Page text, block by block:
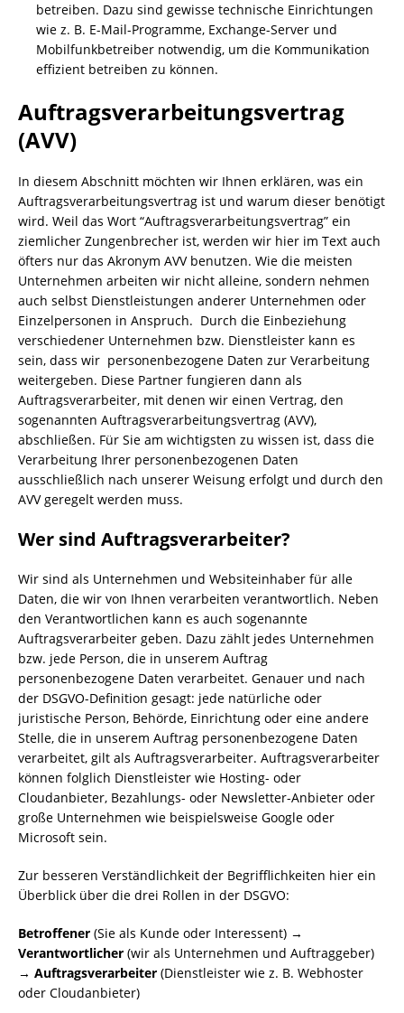
betreiben. Dazu sind gewisse technische Einrichtungen
wie z. B. E-Mail-Programme, Exchange-Server und
Mobilfunkbetreiber notwendig, um die Kommunikation
effizient betreiben zu können.
Auftragsverarbeitungsvertrag
(AVV)
In diesem Abschnitt möchten wir Ihnen erklären, was ein
Auftragsverarbeitungsvertrag ist und warum dieser benötigt
wird. Weil das Wort “Auftragsverarbeitungsvertrag” ein
ziemlicher Zungenbrecher ist, werden wir hier im Text auch
öfters nur das Akronym AVV benutzen. Wie die meisten
Unternehmen arbeiten wir nicht alleine, sondern nehmen
auch selbst Dienstleistungen anderer Unternehmen oder
Einzelpersonen in Anspruch. Durch die Einbeziehung
verschiedener Unternehmen bzw. Dienstleister kann es
sein, dass wir personenbezogene Daten zur Verarbeitung
weitergeben. Diese Partner fungieren dann als
Auftragsverarbeiter, mit denen wir einen Vertrag, den
sogenannten Auftragsverarbeitungsvertrag (AVV),
abschließen. Für Sie am wichtigsten zu wissen ist, dass die
Verarbeitung Ihrer personenbezogenen Daten
ausschließlich nach unserer Weisung erfolgt und durch den
AVV geregelt werden muss.
Wer sind Auftragsverarbeiter?
Wir sind als Unternehmen und Websiteinhaber für alle
Daten, die wir von Ihnen verarbeiten verantwortlich. Neben
den Verantwortlichen kann es auch sogenannte
Auftragsverarbeiter geben. Dazu zählt jedes Unternehmen
bzw. jede Person, die in unserem Auftrag
personenbezogene Daten verarbeitet. Genauer und nach
der DSGVO-Definition gesagt: jede natürliche oder
juristische Person, Behörde, Einrichtung oder eine andere
Stelle, die in unserem Auftrag personenbezogene Daten
verarbeitet, gilt als Auftragsverarbeiter. Auftragsverarbeiter
können folglich Dienstleister wie Hosting- oder
Cloudanbieter, Bezahlungs- oder Newsletter-Anbieter oder
große Unternehmen wie beispielsweise Google oder
Microsoft sein.
Zur besseren Verständlichkeit der Begrifflichkeiten hier ein
Überblick über die drei Rollen in der DSGVO:
Betroffener (Sie als Kunde oder Interessent) →
Verantwortlicher (wir als Unternehmen und Auftraggeber)
→ Auftragsverarbeiter (Dienstleister wie z. B. Webhoster
oder Cloudanbieter)